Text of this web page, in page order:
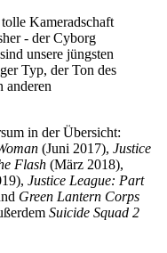
Kameradschaft
- der Cyborg
unsere jüngsten
Typ, der Ton des
anderen
in der Übersicht:
(Juni 2017), Justice
Flash (März 2018),
Justice League: Part
Green Lantern Corps
Suicide Squad 2